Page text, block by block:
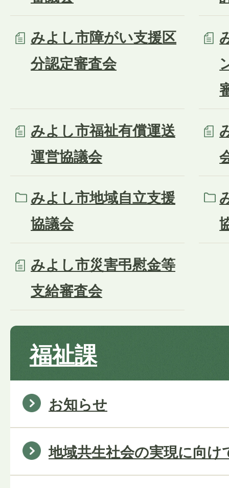
みよし市障がい支援区
分認定審査会
みよし市福祉有償運送
運営協議会
みよし市地域自立支援
協議会
みよし市災害弔慰金等
支給審査会
福祉課
お知らせ
地域共生社会の実現に向け